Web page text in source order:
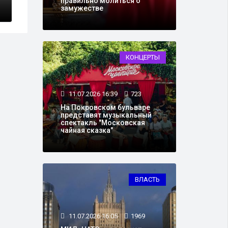
замужестве
КОНЦЕРТЫ
11.07.2026 16:39 723
На Покровском бульваре
представят музыкальный
спектакль "Московская
чайная сказка"
ВЛАСТЬ
11.07.2026 16:05 1969